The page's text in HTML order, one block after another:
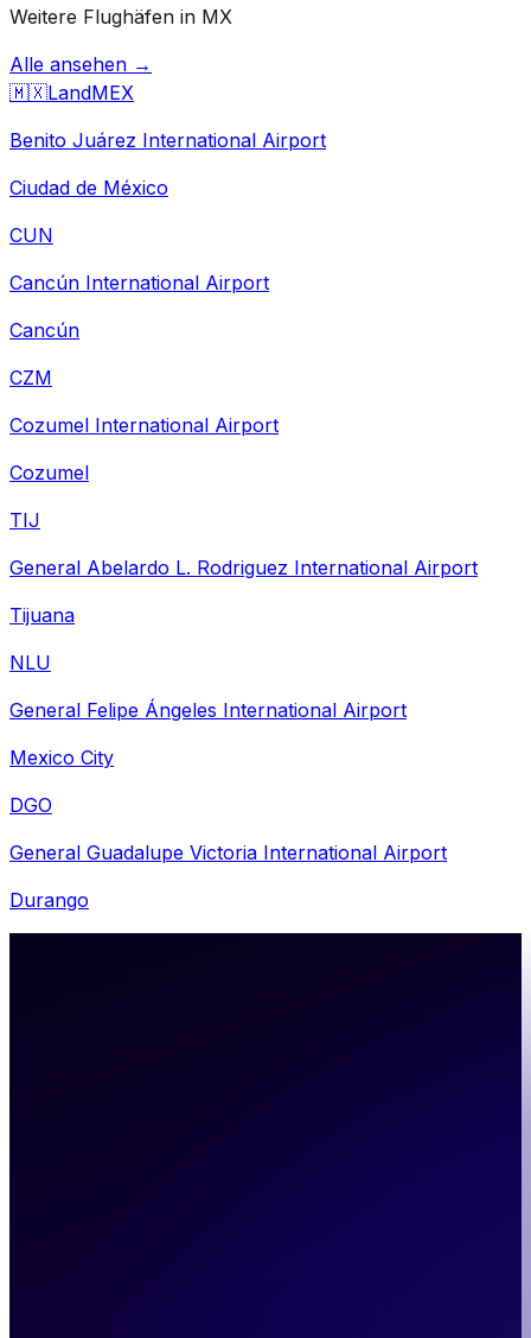
Weitere Flughäfen in MX
Alle ansehen →
🇲🇽LandMEX
Benito Juárez International Airport
Ciudad de México
CUN
Cancún International Airport
Cancún
CZM
Cozumel International Airport
Cozumel
TIJ
General Abelardo L. Rodriguez International Airport
Tijuana
NLU
General Felipe Ángeles International Airport
Mexico City
DGO
General Guadalupe Victoria International Airport
Durango